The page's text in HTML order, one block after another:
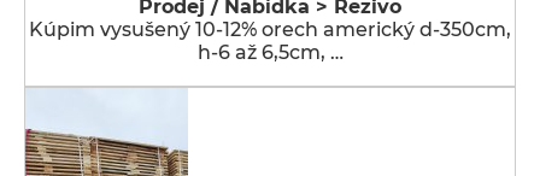
Prodej / Nabídka > Řezivo
Kúpim vysušený 10-12% orech americký d-350cm,
h-6 až 6,5cm, …